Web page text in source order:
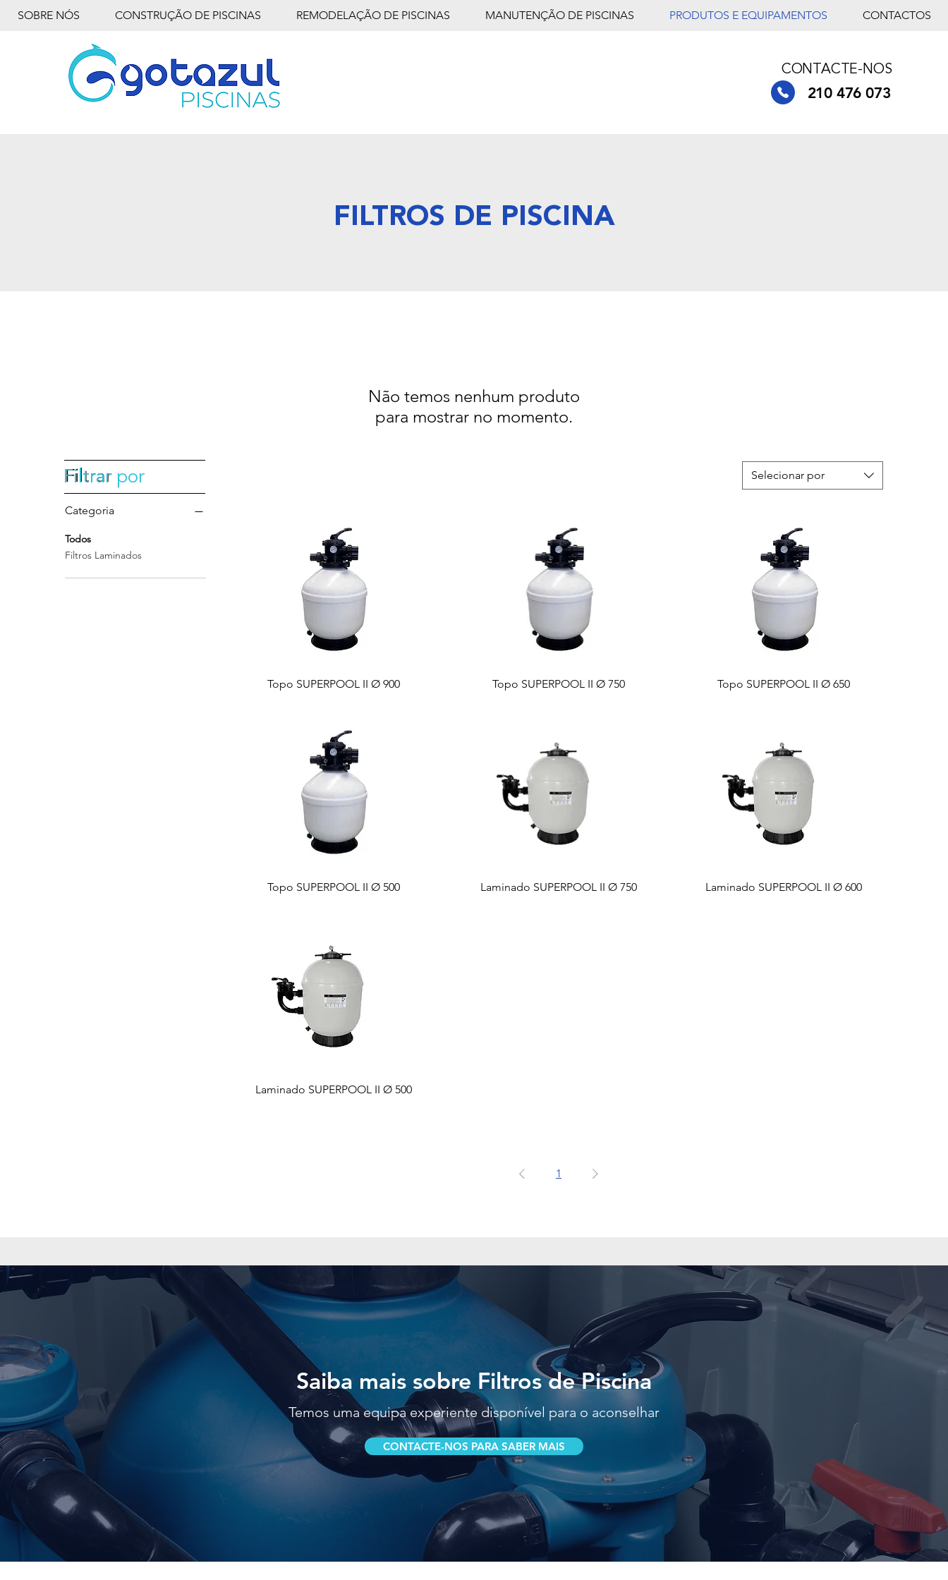
SOBRE NÓS CONSTRUÇÃO DE PISCINAS REMODELAÇÃO DE PISCINAS MANUTENÇÃO DE PISCINAS PRODUTOS E EQUIPAMENTOS CONTACTOS
CONTACTE-NOS
210 476 073
FILTROS DE PISCINA
Não temos nenhum produto
para mostrar no momento.
Filtrar
Categoria
Todos
Filtros Laminados
Selecionar por
Topo SUPERPOOL II Ø 900 Topo SUPERPOOL II Ø 750 Topo SUPERPOOL II Ø 650
Topo SUPERPOOL II Ø 500 Laminado SUPERPOOL II Ø 750 Laminado SUPERPOOL II Ø 600
Laminado SUPERPOOL II Ø 500
1
Filtrar por
Saiba mais sobre Filtros de Piscina
Temos uma equipa experiente disponível para o aconselhar
CONTACTE-NOS PARA SABER MAIS